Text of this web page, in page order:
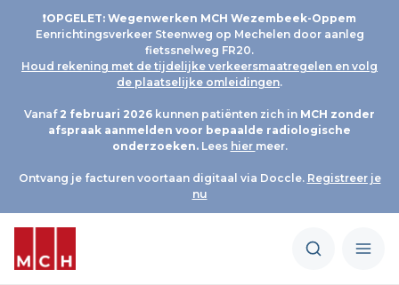
❗OPGELET: Wegenwerken MCH Wezembeek-Oppem
Eenrichtingsverkeer Steenweg op Mechelen door aanleg
fietssnelweg FR20.
Houd rekening met de tijdelijke verkeersmaatregelen en volg
de plaatselijke omleidingen.
Vanaf 2 februari 2026 kunnen patiënten zich in MCH zonder
afspraak aanmelden voor bepaalde radiologische
onderzoeken.Lees hier meer.
Ontvang je facturen voortaan digitaal via Doccle. Registreer je
nu